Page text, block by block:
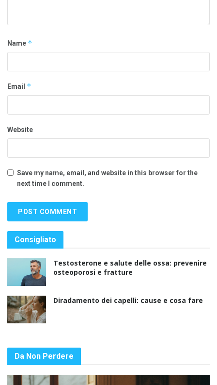
Name *
Email *
Website
Save my name, email, and website in this browser for the
next time I comment.
Consigliato
Testosterone e salute delle ossa: prevenire
osteoporosi e fratture
Diradamento dei capelli: cause e cosa fare
Da Non Perdere